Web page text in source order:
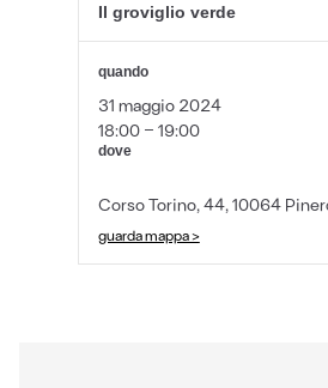
Il groviglio verde
quando
31 maggio 2024
18:00 - 19:00
dove
Corso Torino, 44, 10064
guarda mappa >